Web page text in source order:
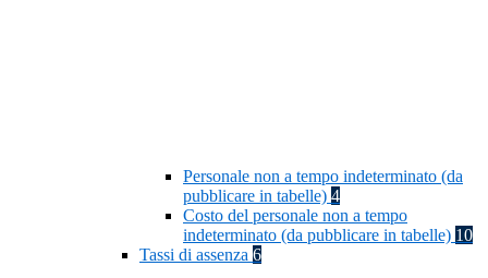
Personale non a tempo indeterminato (da
pubblicare in tabelle) 4
Costo del personale non a tempo
indeterminato (da pubblicare in tabelle) 10
Tassi di assenza 6